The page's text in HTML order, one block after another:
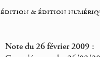
édition & édition
Note du 26 février 2009 :